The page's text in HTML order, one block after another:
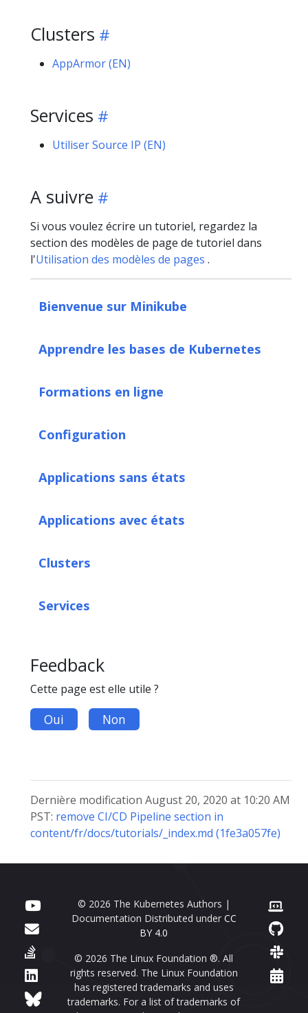
Clusters
AppArmor (EN)
Services
Utiliser Source IP (EN)
A suivre
Si vous voulez écrire un tutoriel, regardez la
section des modèles de page de tutoriel dans
l'Utilisation des modèles de pages .
Bienvenue sur Minikube
Apprendre les bases de Kubernetes
Formations en ligne
Configuration
Applications sans états
Applications avec états
Clusters
Services
Feedback
Cette page est elle utile ?
Oui Non
Dernière modification August 20, 2020 at 10:20 AM
PST: remove CI/CD Pipeline section in
content/fr/docs/tutorials/_index.md (1fe3a057fe)
© 2026 The Kubernetes Authors |
Documentation Distributed under CC
BY 4.0
© 2026 The Linux Foundation ®. All
rights reserved. The Linux Foundation
has registered trademarks and uses
trademarks. For a list of trademarks of